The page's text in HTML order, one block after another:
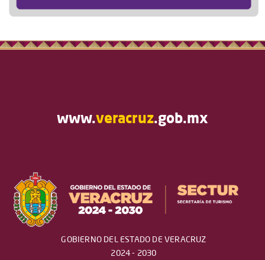
www.veracruz.gob.mx
GOBIERNO DEL ESTADO DE VERACRUZ
2024 - 2030